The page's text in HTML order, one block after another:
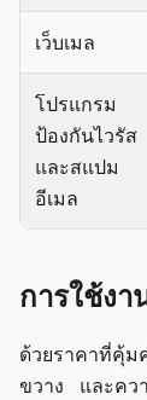
เว็บเมล
โปรแกรม
ป้องกันไวรัส
และสแปม
อีเมล
การใช้งา
ด้วยราคาที่คุ้
ขวาง และคว